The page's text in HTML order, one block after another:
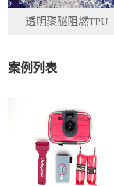
透明聚醚阻燃TPU
案例列表